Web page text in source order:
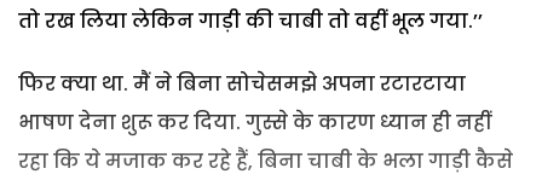
तो रख लिया लेकिन गाड़ी की चाबी तो वहीं भूल गया.’’
फिर क्या था. मैं ने बिना सोचेसमझे अपना रटारटाया
भाषण देना शुरू कर दिया. गुस्से के कारण ध्यान ही नहीं
रहा कि ये मजाक कर रहे हैं, बिना चाबी के भला गाड़ी कैसे